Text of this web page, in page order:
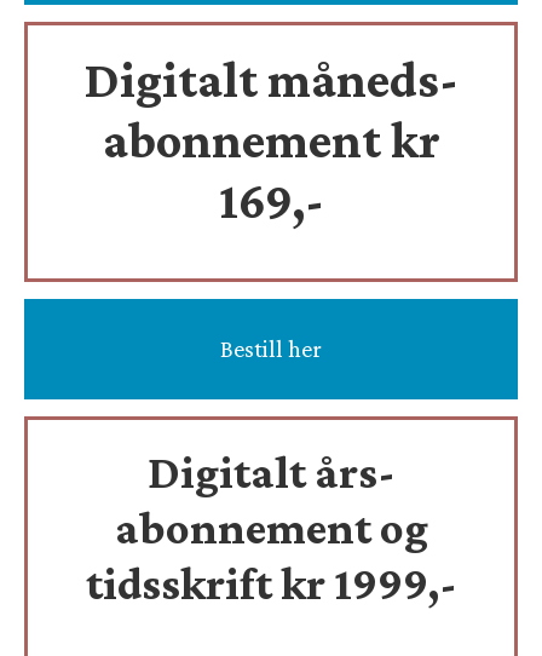
Digitalt måneds-
abonnement kr
169,-
Bestill her
Digitalt års-
abonnement og
tidsskriftkr 1999,-